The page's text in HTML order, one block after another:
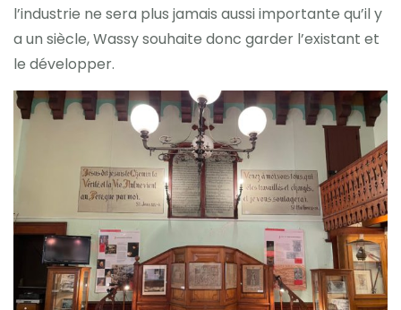
l’industrie ne sera plus jamais aussi importante qu’il y
a un siècle, Wassy souhaite donc garder l’existant et
le développer.